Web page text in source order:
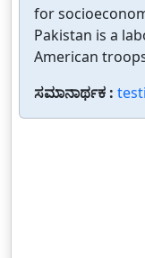
for
Pakistan is a
American
ಸಮಾನಾರ್ಥಕ :